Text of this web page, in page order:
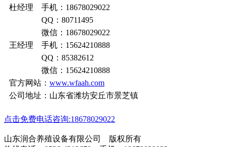
杜经理 手机：18678029022
QQ：80711495
微信：18678029022
王经理 手机：15624210888
QQ：85382612
微信：15624210888
官方网站： www.wfaah.com
公司地址：山东省潍坊安丘市景芝镇
点击免费电话咨询:18678029022
山东润合养殖设备有限公司 版权所有